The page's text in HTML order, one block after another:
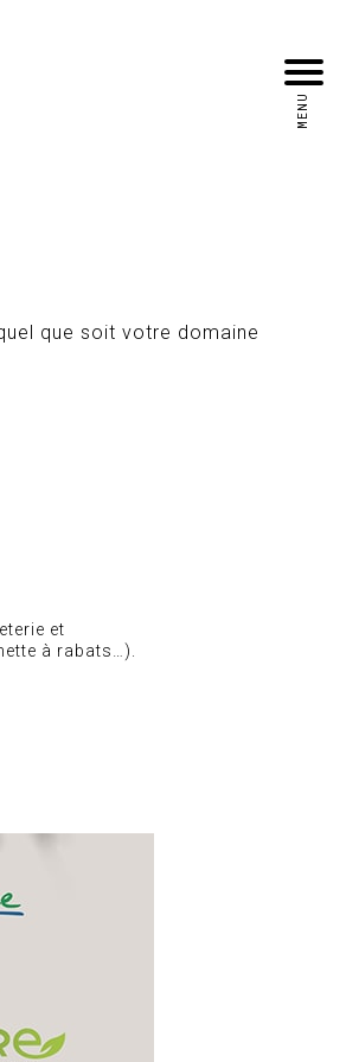
MENU
que soit votre domaine
et
à rabats…).